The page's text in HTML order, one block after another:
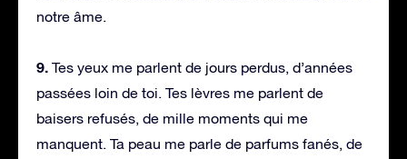
notre âme.
9. Tes yeux me parlent de jours perdus, d’années
passées loin de toi. Tes lèvres me parlent de
baisers refusés, de mille moments qui me
manquent. Ta peau me parle de parfums fanés, de